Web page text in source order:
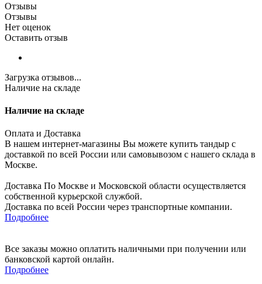
Отзывы
Отзывы
Нет оценок
Оставить отзыв
Загрузка отзывов...
Наличие на складе
Наличие на складе
Оплата и Доставка
В нашем интернет-магазины Вы можете купить тандыр с
доставкой по всей России или самовывозом с нашего склада в
Москве.
Доставка По Москве и Московской области осуществляется
собственной курьерской службой.
Доставка по всей России через транспортные компании.
Подробнее
Все заказы можно оплатить наличными при получении или
банковской картой онлайн.
Подробнее